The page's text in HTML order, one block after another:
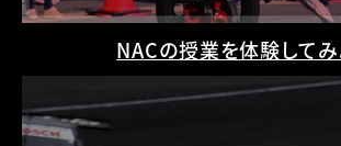
NACの授業を体験してみ